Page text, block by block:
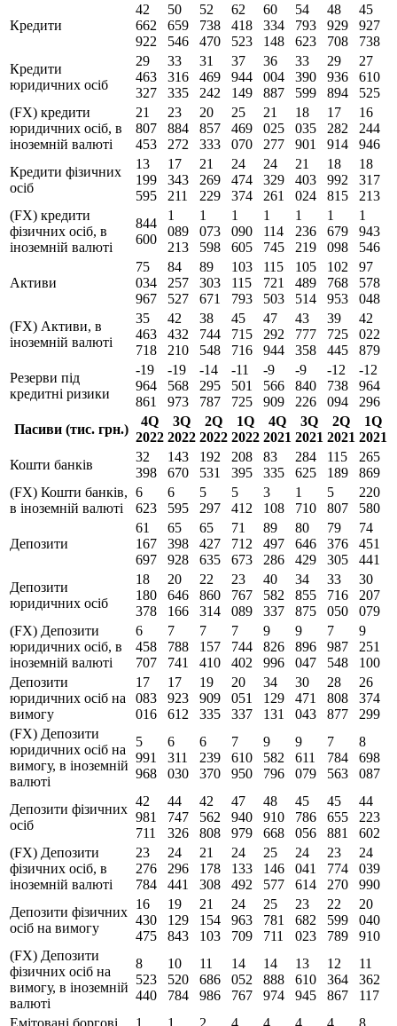
Кредити
42
662
922
50
659
546
52
738
470
62
418
523
60
334
148
54
793
623
48
929
708
45
927
738
Кредити
юридичних осіб
29
463
327
33
316
335
31
469
242
37
944
149
36
004
887
33
390
599
29
936
894
27
610
525
(FX) кредити
юридичних осіб, в
іноземній валюті
21
807
453
23
884
272
20
857
333
25
469
070
21
025
277
18
035
901
17
282
914
16
244
946
Кредити фізичних
осіб
13
199
595
17
343
211
21
269
229
24
474
374
24
329
261
21
403
024
18
992
815
18
317
213
(FX) кредити
фізичних осіб, в
іноземній валюті
844
600
1
089
213
1
073
598
1
090
605
1
114
745
1
236
219
1
679
098
1
943
546
Активи
75
034
967
84
257
527
89
303
671
103
115
793
115
721
503
105
489
514
102
768
953
97
578
048
(FX) Активи, в
іноземній валюті
35
463
718
42
432
210
38
744
548
45
715
716
47
292
944
43
777
358
39
725
445
42
022
879
Резерви під
кредитні ризики
-19
964
861
-19
568
973
-14
295
787
-11
501
725
-9
566
909
-9
840
226
-12
738
094
-12
964
296
Пасиви (тис. грн.)
4Q
2022
3Q
2022
2Q
2022
1Q
2022
4Q
2021
3Q
2021
2Q
2021
1Q
2021
Кошти банків
32
398
143
670
192
531
208
395
83
335
284
625
115
189
265
869
(FX) Кошти банків,
в іноземній валюті
6
623
6
595
5
297
5
412
3
108
1
710
5
807
220
580
Депозити
61
167
697
65
398
928
65
427
635
71
712
673
89
497
286
80
646
429
79
376
305
74
451
441
Депозити
юридичних осіб
18
180
378
20
646
166
22
860
314
23
767
089
40
582
337
34
855
875
33
716
050
30
207
079
(FX) Депозити
юридичних осіб, в
іноземній валюті
6
458
707
7
788
741
7
157
410
7
744
402
9
826
996
9
896
047
7
987
548
9
251
100
Депозити
юридичних осіб на
вимогу
17
083
016
17
923
612
19
909
335
20
051
337
34
129
131
30
471
043
28
808
877
26
374
299
(FX) Депозити
юридичних осіб на
вимогу, в іноземній
валюті
5
991
968
6
311
030
6
239
370
7
610
950
9
582
796
9
611
079
7
784
563
8
698
087
Депозити фізичних
осіб
42
981
711
44
747
326
42
562
808
47
940
979
48
910
668
45
786
056
45
655
881
44
223
602
(FX) Депозити
фізичних осіб, в
іноземній валюті
23
276
784
24
296
441
21
178
308
24
133
492
25
146
577
24
041
614
23
774
270
24
039
990
Депозити фізичних
осіб на вимогу
16
430
475
19
129
843
21
154
103
24
963
709
25
781
711
23
682
023
22
599
789
20
040
910
(FX) Депозити
фізичних осіб на
вимогу, в іноземній
валюті
8
523
440
10
520
784
11
686
986
14
052
767
14
888
974
13
610
945
12
364
867
11
362
117
Емітовані боргові
1
1
2
4
4
4
4
8